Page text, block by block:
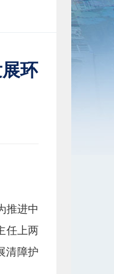
环
推进中
任上两
清障护